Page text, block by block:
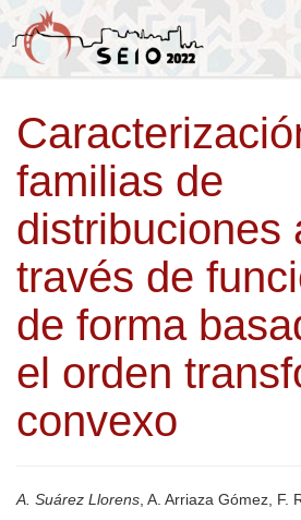
familias de
distribuciones
través de
de forma
el orden
convexo
A. Suárez Llorens , A. Arriaza Gómez, F.